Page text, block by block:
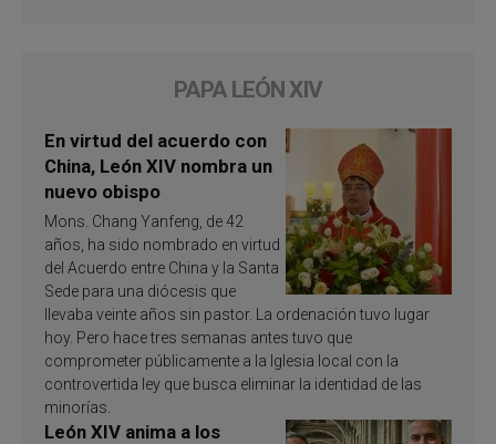
PAPA LEÓN XIV
En virtud del acuerdo con
China, León XIV nombra un
nuevo obispo
Mons. Chang Yanfeng, de 42
años, ha sido nombrado en virtud
del Acuerdo entre China y la Santa
Sede para una diócesis que
llevaba veinte años sin pastor. La ordenación tuvo lugar
hoy. Pero hace tres semanas antes tuvo que
comprometer públicamente a la Iglesia local con la
controvertida ley que busca eliminar la identidad de las
minorías.
León XIV anima a los